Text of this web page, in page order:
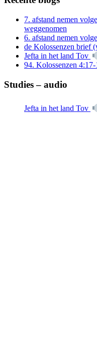
7. afstand nemen
weggenomen
6. afstand nemen
de Kolossenzen brief
Jefta in het land Tov
94. Kolossenzen
Studies – audio
Jefta in het land Tov